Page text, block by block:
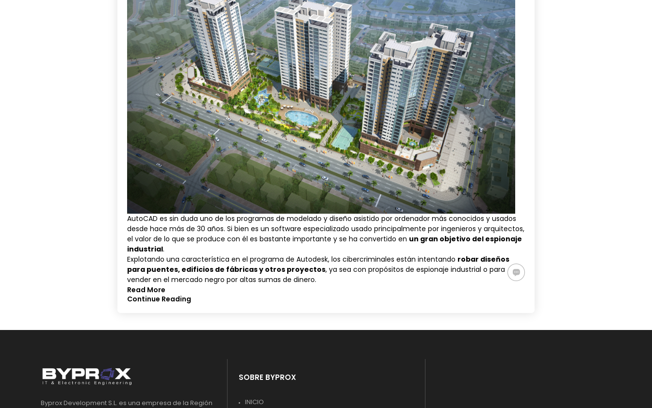
AutoCAD es sin duda uno de los programas de modelado y diseño asistido por ordenador más conocidos y usados
desde hace más de 30 años. Si bien es un software especializado usado principalmente por ingenieros y arquitectos,
el valor de lo que se produce con él es bastante importante y se ha convertido en un gran objetivo del espionaje
industrial.
Explotando una característica en el programa de Autodesk, los cibercriminales están intentando robar diseños
para puentes, edificios de fábricas y otros proyectos, ya sea con propósitos de espionaje industrial o para
vender en el mercado negro por altas sumas de dinero.
Read More
Continue Reading
Byprox Development S.L. es una empresa de la Región
SOBRE BYPROX
INICIO